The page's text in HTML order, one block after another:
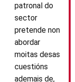
patronal do
sector
pretende non
abordar
moitas desas
cuestións
ademais de,